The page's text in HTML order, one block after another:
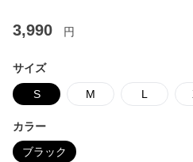
3,990 円
サイズ
S M L
カラー
ブラック